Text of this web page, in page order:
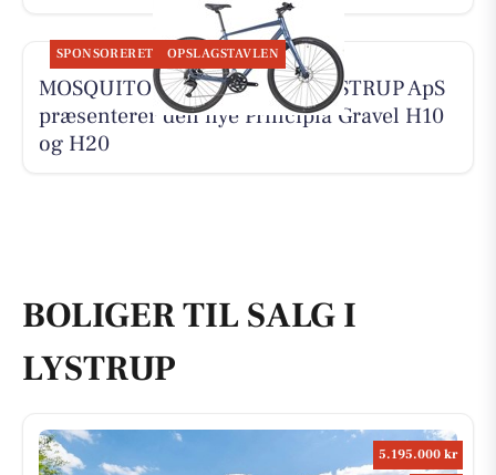
SPONSORERET OPSLAGSTAVLEN
MOSQUITO CYKELCENTER LYSTRUP ApS
præsenterer den nye Principia Gravel H10
og H20
BOLIGER TIL SALG I
LYSTRUP
5.195.000 kr